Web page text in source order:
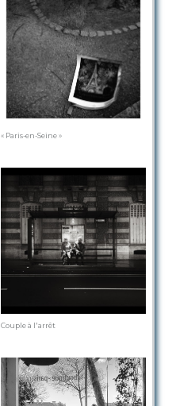
« Paris-en-Seine »
Couple à l'arrêt